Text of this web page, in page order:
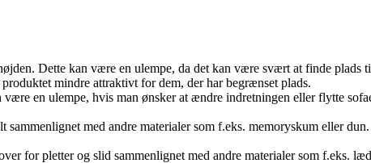
Dette kan være en ulempe, da det kan være svært at finde plads
mindre attraktivt for dem, der har begrænset plads.
en ulempe, hvis man ønsker at ændre indretningen eller flytte
med andre materialer som f.eks. memoryskum eller
for pletter og slid sammenlignet med andre materialer som f.eks.